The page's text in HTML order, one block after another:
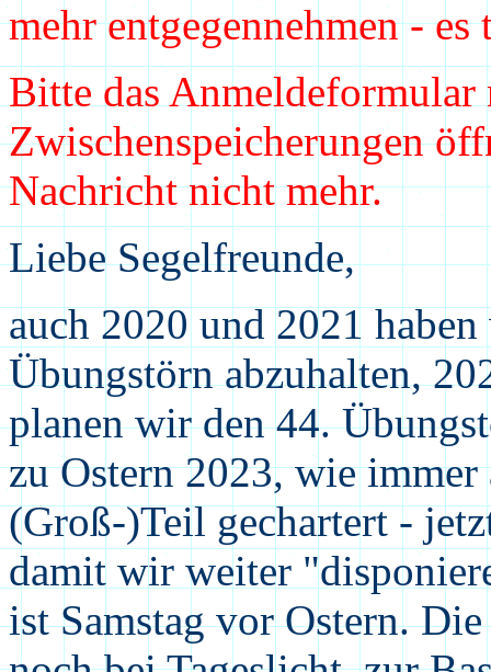
mehr entgegennehmen -
Bitte das Anmeldeformular
Zwischenspeicherungen
Nachricht nicht mehr.
Liebe Segelfreunde,
auch 2020 und 2021
Übungstörn abzuhalten,
planen wir den 44.
zu Ostern 2023, wie
(Groß-)Teil gechartert -
damit wir weiter
ist Samstag vor Ostern.